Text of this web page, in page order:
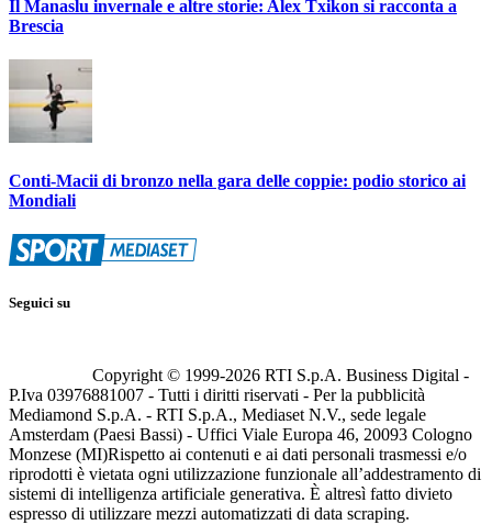
Il Manaslu invernale e altre storie: Alex Txikon si racconta a
Brescia
Conti-Macii di bronzo nella gara delle coppie: podio storico ai
Mondiali
Seguici su
Copyright © 1999-2026 RTI S.p.A. Business Digital -
P.Iva 03976881007 - Tutti i diritti riservati - Per la pubblicità
Mediamond S.p.A. - RTI S.p.A., Mediaset N.V., sede legale
Amsterdam (Paesi Bassi) - Uffici Viale Europa 46, 20093 Cologno
Monzese (MI)Rispetto ai contenuti e ai dati personali trasmessi e/o
riprodotti è vietata ogni utilizzazione funzionale all’addestramento di
sistemi di intelligenza artificiale generativa. È altresì fatto divieto
espresso di utilizzare mezzi automatizzati di data scraping.